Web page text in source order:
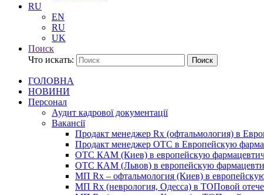
RU
EN
RU
UK
Поиск
Что искать:
Поиск
ГОЛОВНА
НОВИНИ
Персонал
Аудит кадрової документації
Вакансії
Продакт менеджер Rx (офтальмология) в
Продакт менеджер ОТС в Европейскую
ОТС КАМ (Киев) в европейскую
ОТС КАМ (Львов) в европейскую
МП Rx – офтальмология (Киев) в
МП Rx (неврология, Одесса) в ТОПовой